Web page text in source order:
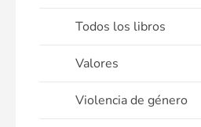
Todos los libros
Valores
Violencia de género